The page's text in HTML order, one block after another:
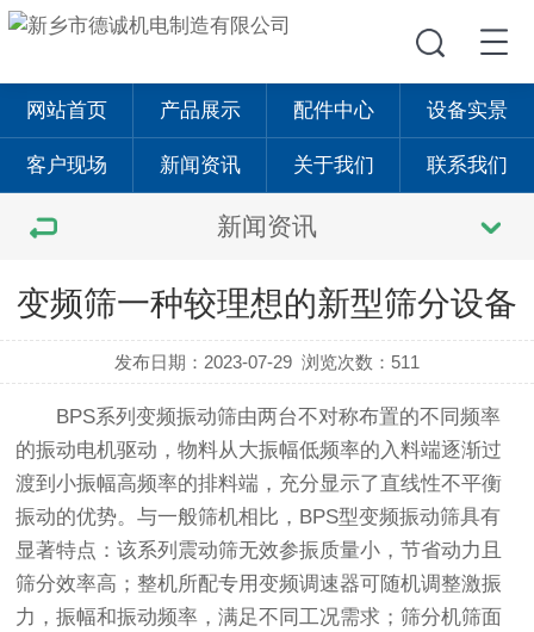
网站首页 产品展示 配件中心 设备实景
客户现场 新闻资讯 关于我们 联系我们
新闻资讯
变频筛一种较理想的新型筛分设备
发布日期：2023-07-29 浏览次数：511
BPS系列变频振动筛由两台不对称布置的不同频率
的振动电机驱动，物料从大振幅低频率的入料端逐渐过
渡到小振幅高频率的排料端，充分显示了直线性不平衡
振动的优势。与一般筛机相比，BPS型变频振动筛具有
显著特点：该系列 震动筛无效参振质量小，节省动力且
筛分效率高；整机所配专用变频调速器可随机调整激振
力，振幅和振动频率，满足不同工况需求；筛分机筛面